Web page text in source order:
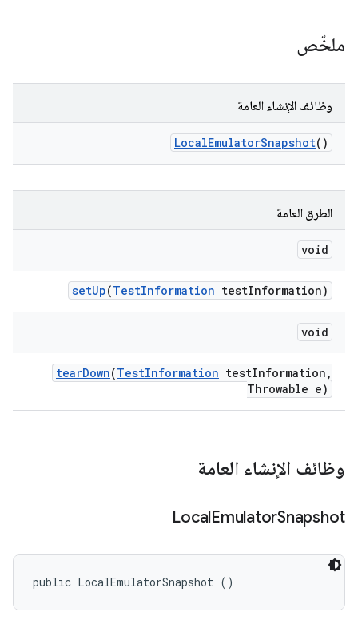
ملخّص
وظائف الإنشاء العامة
LocalEmulatorSnapshot()
الطرق العامة
void
setUp(TestInformation testInformation)
void
tearDown(TestInformation testInformation ,
Throwable e)
وظائف الإنشاء العامة
LocalEmulatorSnapshot
public LocalEmulatorSnapshot ()